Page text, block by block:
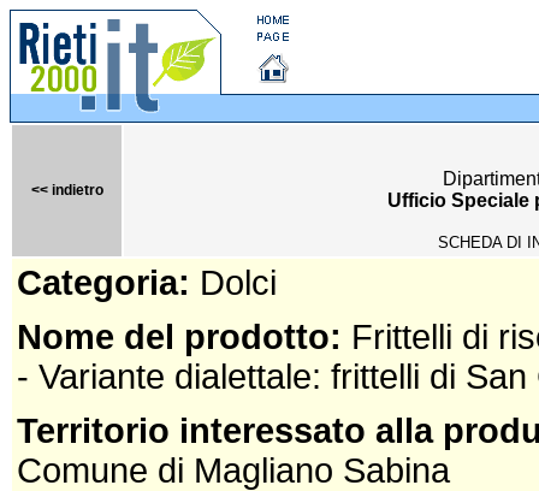
<< indietro
Ufficio Speciale
SCHEDA DI
Categoria: Dolci
Nome del prodotto: Frittelli di
- Variante dialettale: frittelli di
Territorio interessato alla
Comune di Magliano Sabina